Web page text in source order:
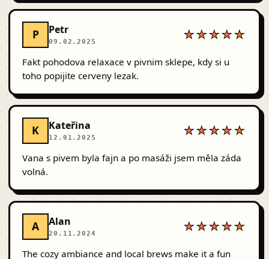
P Petr
09.02.2025
★★★★★
Fakt pohodova relaxace v pivnim sklepe, kdy si u
toho popijite cerveny lezak.
K Kateřina
12.01.2025
★★★★★
Vana s pivem byla fajn a po masáži jsem měla záda
volná.
A Alan
20.11.2024
★★★★★
The cozy ambiance and local brews make it a fun